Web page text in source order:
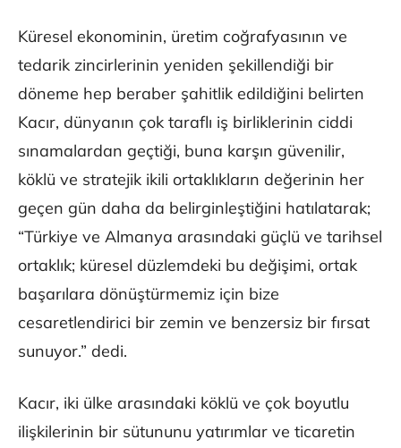
Küresel ekonominin, üretim coğrafyasının ve
tedarik zincirlerinin yeniden şekillendiği bir
döneme hep beraber şahitlik edildiğini belirten
Kacır, dünyanın çok taraflı iş birliklerinin ciddi
sınamalardan geçtiği, buna karşın güvenilir,
köklü ve stratejik ikili ortaklıkların değerinin her
geçen gün daha da belirginleştiğini hatılatarak;
“Türkiye ve Almanya arasındaki güçlü ve tarihsel
ortaklık; küresel düzlemdeki bu değişimi, ortak
başarılara dönüştürmemiz için bize
cesaretlendirici bir zemin ve benzersiz bir fırsat
sunuyor.” dedi.
Kacır, iki ülke arasındaki köklü ve çok boyutlu
ilişkilerinin bir sütununu yatırımlar ve ticaretin